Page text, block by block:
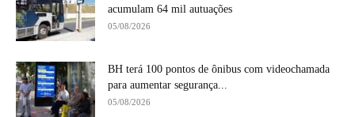
acumulam 64 mil autuações
05/08/2026
BH terá 100 pontos de ônibus com videochamada
para aumentar segurança...
05/08/2026